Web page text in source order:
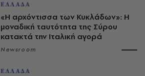
ΕΛΛΑΔΑ
«Η αρχόντισσα των Κυκλάδων»: Η
μοναδική ταυτότητα της Σύρου
κατακτά την Ιταλική αγορά
Newsroom
ΕΛΛΑΔΑ